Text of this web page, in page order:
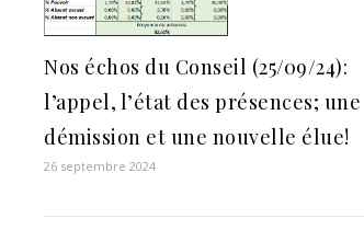
Nos échos du Conseil (25/09/24):
l’appel, l’état des présences; une
démission et une nouvelle élue!
26 septembre 2024